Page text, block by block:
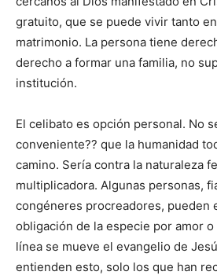
gratuito, que se puede vivir tanto
matrimonio. La persona tiene
derecho a formar una familia, no
institución.
El celibato es opción personal. No
conveniente?? que la humanidad
camino. Sería contra la naturaleza
multiplicadora. Algunas personas,
congéneres procreadores, pueden
obligación de la especie por amor o
línea se mueve el evangelio de
entienden esto, solo los que han